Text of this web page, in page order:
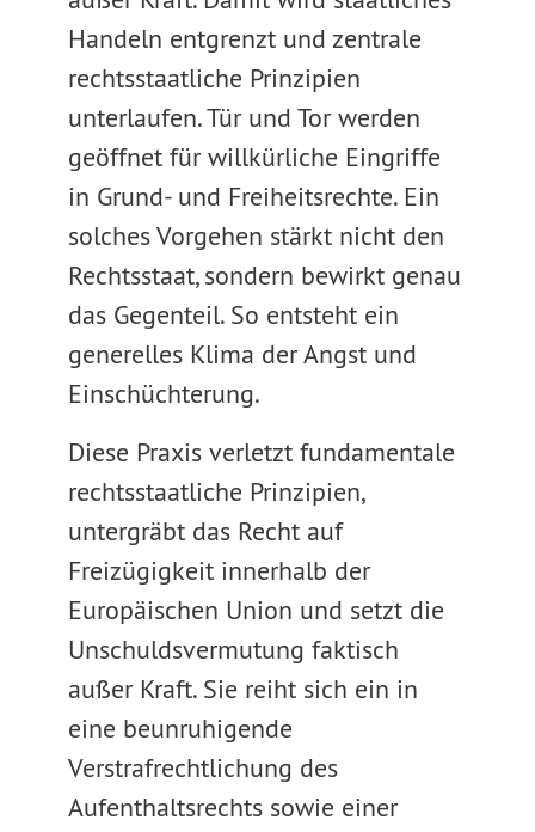
Handeln entgrenzt und zentrale
rechtsstaatliche Prinzipien
unterlaufen. Tür und Tor werden
geöffnet für willkürliche Eingriffe
in Grund- und Freiheitsrechte. Ein
solches Vorgehen stärkt nicht den
Rechtsstaat, sondern bewirkt genau
das Gegenteil. So entsteht ein
generelles Klima der Angst und
Einschüchterung.
Diese Praxis verletzt fundamentale
rechtsstaatliche Prinzipien,
untergräbt das Recht auf
Freizügigkeit innerhalb der
Europäischen Union und setzt die
Unschuldsvermutung faktisch
außer Kraft. Sie reiht sich ein in
eine beunruhigende
Verstrafrechtlichung des
Aufenthaltsrechts sowie einer